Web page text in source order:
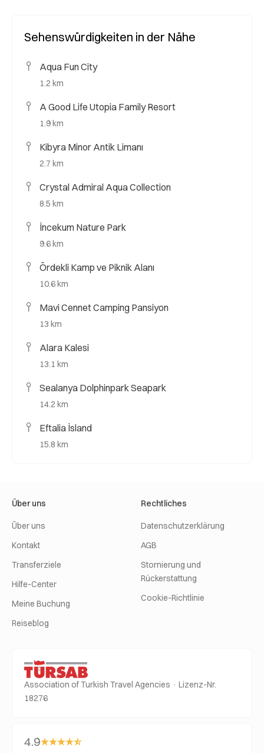
Sehenswürdigkeiten in der Nähe
Aqua Fun City
1.2 km
A Good Life Utopia Family Resort
1.9 km
Kibyra Minor Antik Limanı
2.7 km
Crystal Admiral Aqua Collection
8.5 km
İncekum Nature Park
9.6 km
Ördekli Kamp ve Piknik Alanı
10.6 km
Mavi Cennet Camping Pansiyon
13 km
Alara Kalesi
13.1 km
Sealanya Dolphinpark Seapark
14.2 km
Eftalia İsland
15.8 km
Über uns
Über uns
Kontakt
Transferziele
Hilfe-Center
Meine Buchung
Reiseblog
Rechtliches
Datenschutzerklärung
AGB
Stornierung und
Rückerstattung
Cookie-Richtlinie
Association of Turkish Travel Agencies · Lizenz-Nr.
18276
4.9